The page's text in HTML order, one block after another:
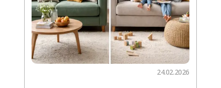
24.02.2026